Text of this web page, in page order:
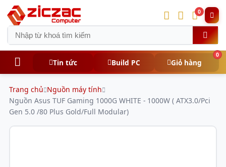
0
Tin tức Build PC Giỏ hàng
0
Trang chủ Nguồn máy tính
Nguồn Asus TUF Gaming 1000G WHITE - 1000W ( ATX3.0/Pci
Gen 5.0 /80 Plus Gold/Full Modular)